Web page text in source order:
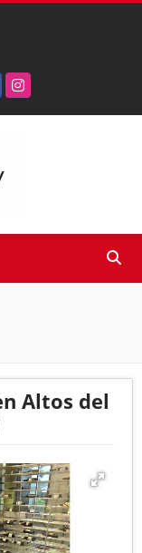
Instagram
Altos del